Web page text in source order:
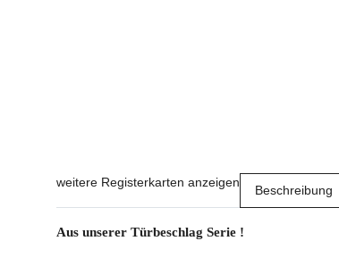
weitere Registerkarten anzeigen
Beschreibung
Aus unserer Türbeschlag Serie !